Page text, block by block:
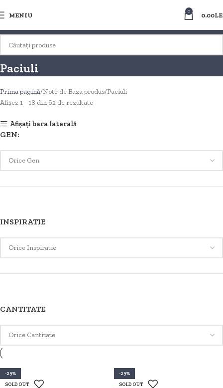
MENIU
0
0.00
Paciuli
Prima pagină Note de Baza produs Paciuli
Afișez 1 - 18 din 62 de rezultate
Afișați bara laterală
GEN:
INSPIRATIE
CANTITATE
-29% -29%
-29% -29%
-29% -29%
-29% -29%
-29%
SOLD OUT
-29%
SOLD OUT
-29%
SOLD OUT
-29%
SOLD OUT
-29%
SOLD OUT
-29%
SOLD OUT
-29%
SOLD OUT
-29%
SOLD OUT
-29%
SOLD OUT
-29%
SOLD OUT